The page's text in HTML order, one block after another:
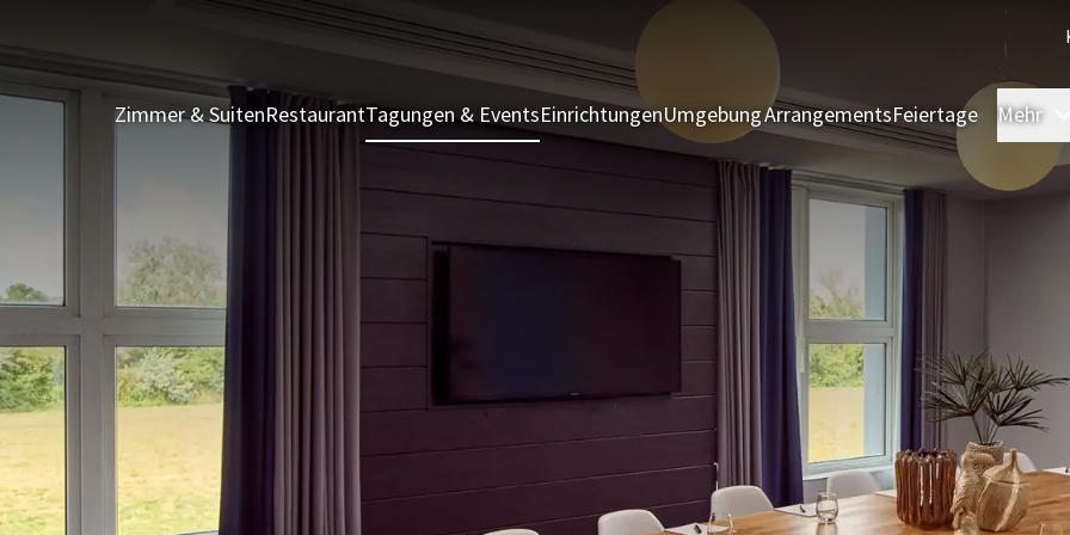
Zimmer & SuitenRestaurantTagungen & EventsEinrichtungenUmgebungArrangementsFeiertage Mehr